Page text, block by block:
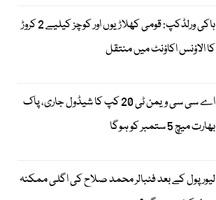
ہاکی ورلڈکپ: قومی کھلاڑیوں اور کوچز کیلیے 2 کروڑ
کا الاؤنس اکاؤنٹ میں منتقل
اے سی سی ویمن ٹی 20 کپ کا شیڈول جاری، پاک
بھارت میچ 5 ستمبر کو ہوگا
لیور پول کے بعد فٹبالر محمد صلاح کی اگلی ممکنہ